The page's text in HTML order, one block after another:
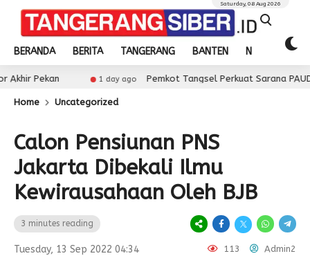
BERANDA BERITA TANGERANG BANTEN NASIONAL
Saturday, 08 Aug 2026
1 day ago Pemkot Tangsel Perkuat Sarana PAUD, Dorong
Home Uncategorized
Calon Pensiunan PNS
Jakarta Dibekali Ilmu
Kewirausahaan Oleh BJB
3 minutes reading
Tuesday, 13 Sep 2022 04:34 113 Admin2